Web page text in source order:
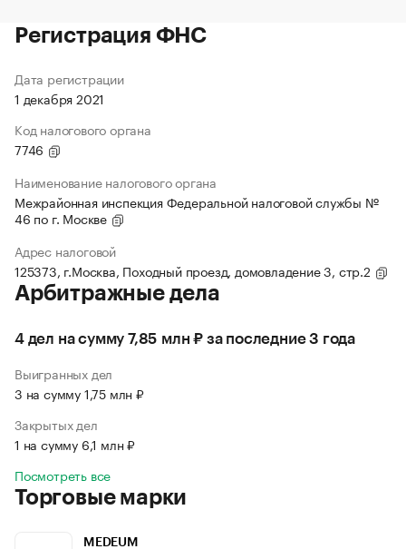
Регистрация ФНС
Дата регистрации
1 декабря 2021
Код налогового органа
7746
Наименование налогового органа
Межрайонная инспекция Федеральной налоговой службы №
46 по г. Москве
Адрес налоговой
125373, г.Москва, Походный проезд, домовладение 3, стр.2
Арбитражные дела
4 дел на сумму 7,85 млн ₽ за последние 3 года
Выигранных дел
3 на сумму 1,75 млн ₽
Закрытых дел
1 на сумму 6,1 млн ₽
Посмотреть все
Торговые марки
MEDEUM